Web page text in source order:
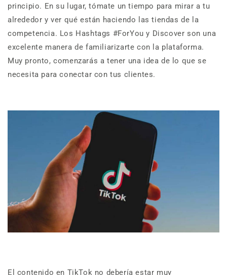
principio. En su lugar, tómate un tiempo para mirar a tu
alrededor y ver qué están haciendo las tiendas de la
competencia. Los Hashtags #ForYou y Discover son una
excelente manera de familiarizarte con la plataforma.
Muy pronto, comenzarás a tener una idea de lo que se
necesita para conectar con tus clientes.
El contenido en TikTok no debería estar muy